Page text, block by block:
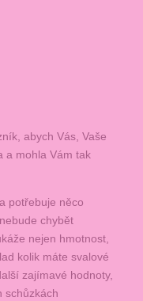
abych Vás, Vaše
a mohla Vám tak
potřebuje něco
chybět
nejen hmotnost,
kolik máte svalové
zajímavé hodnoty,
schůzkách